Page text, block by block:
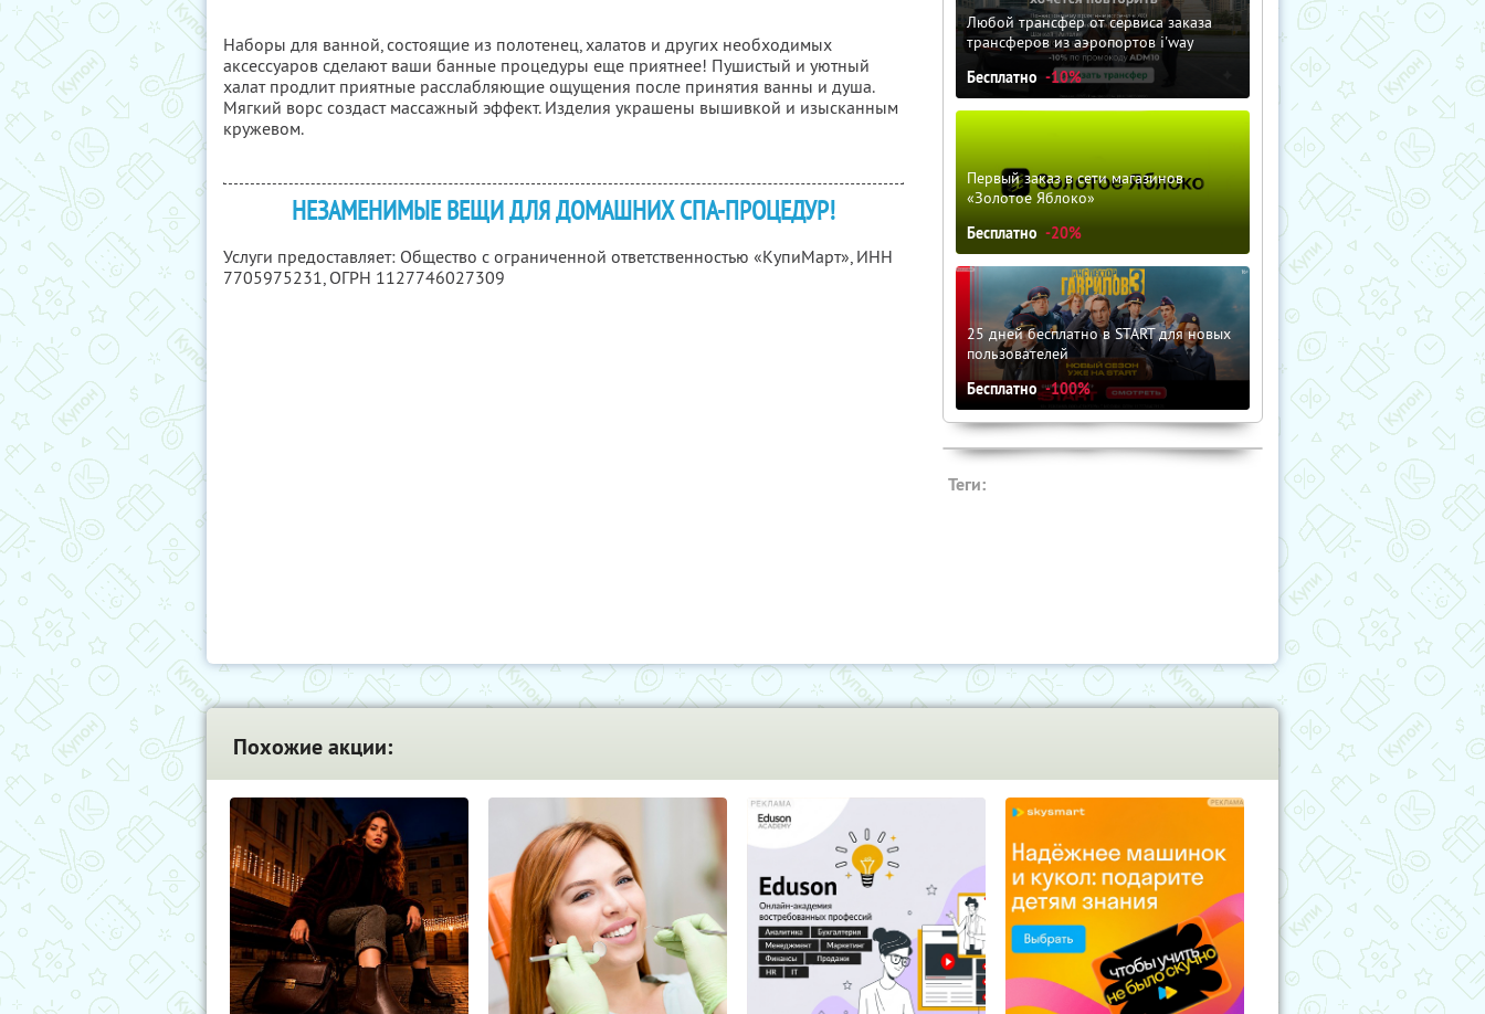
Наборы для ванной, состоящие из полотенец, халатов и других необходимых
аксессуаров сделают ваши банные процедуры еще приятнее! Пушистый и уютный
халат продлит приятные расслабляющие ощущения после принятия ванны и душа.
Мягкий ворс создаст массажный эффект. Изделия украшены вышивкой и изысканным
кружевом.
НЕЗАМЕНИМЫЕ ВЕЩИ ДЛЯ ДОМАШНИХ СПА-ПРОЦЕДУР!
Услуги предоставляет: Общество с ограниченной ответственностью «КупиМарт», ИНН
7705975231, ОГРН 1127746027309
Любой трансфер от сервиса заказа
трансферов из аэропортов i'way
Бесплатно -10%
Первый заказ в сети магазинов
«Золотое Яблоко»
Бесплатно -20%
25 дней бесплатно в START для новых
пользователей
Бесплатно -100%
Теги:
Похожие акции: